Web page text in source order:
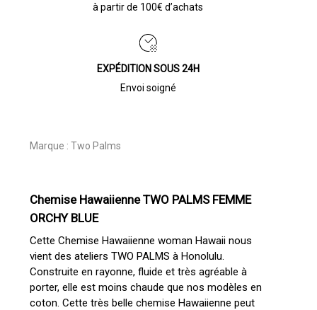
à partir de 100€ d’achats
EXPÉDITION SOUS 24H
Envoi soigné
Marque : Two Palms
Chemise Hawaiienne TWO PALMS FEMME
ORCHY BLUE
Cette Chemise Hawaiienne woman Hawaii nous
vient des ateliers TWO PALMS à Honolulu.
Construite en rayonne, fluide et très agréable à
porter, elle est moins chaude que nos modèles en
coton. Cette très belle chemise Hawaiienne peut